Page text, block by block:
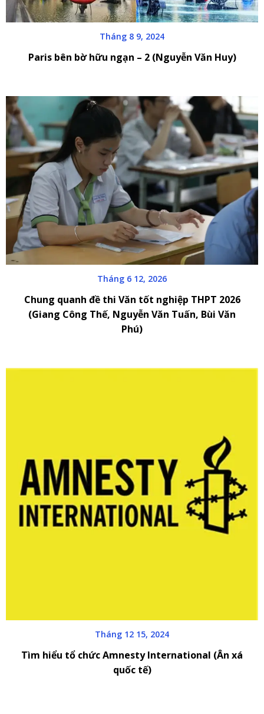
Tháng 8 9, 2024
Paris bên bờ hữu ngạn – 2 (Nguyễn Văn Huy)
Tháng 6 12, 2026
Chung quanh đề thi Văn tốt nghiệp THPT 2026
(Giang Công Thế, Nguyễn Văn Tuấn, Bùi Văn
Phú)
Tháng 12 15, 2024
Tìm hiểu tổ chức Amnesty International (Ân xá
quốc tế)